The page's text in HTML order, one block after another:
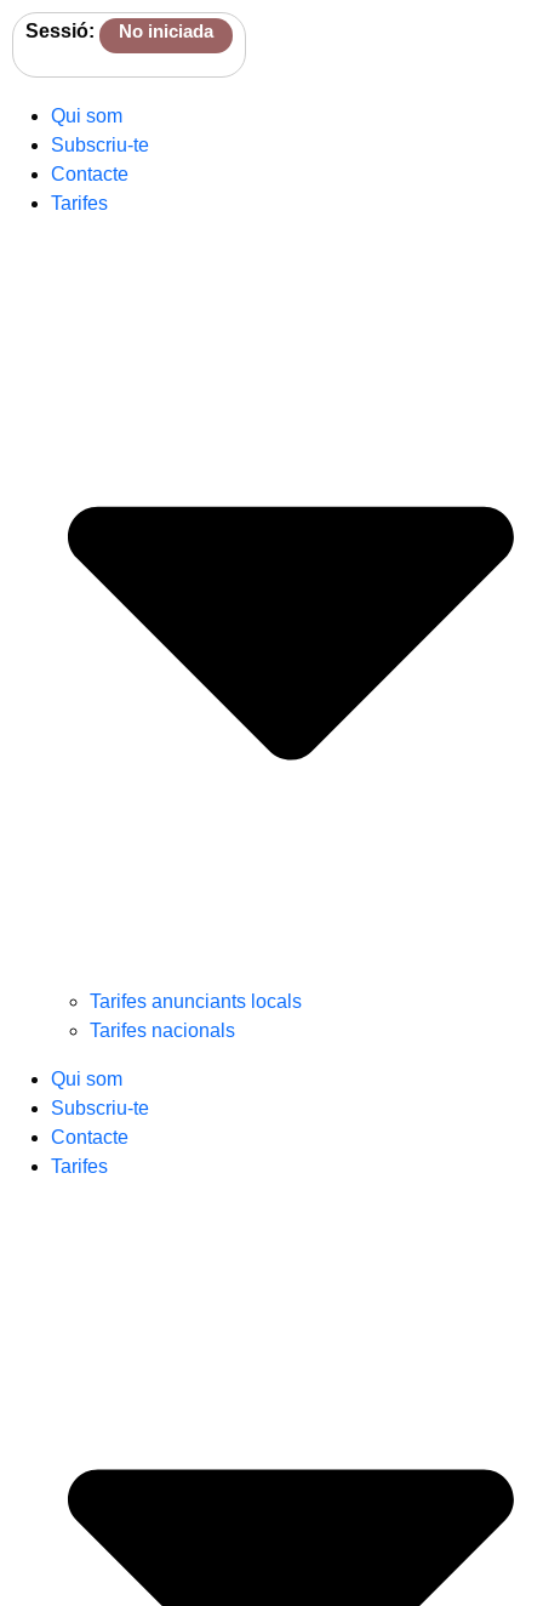
Sessió: No iniciada
Qui som
Subscriu-te
Contacte
Tarifes
Tarifes anunciants locals
Tarifes nacionals
Qui som
Subscriu-te
Contacte
Tarifes